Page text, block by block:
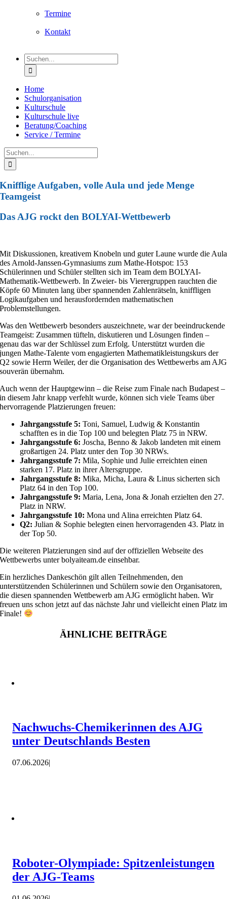
Termine
Kontakt
Suche
nach:
Home
Schulorganisation
Kulturschule
Kulturschule live
Beratung/Coaching
Service / Termine
Suche
nach:
Knifflige Aufgaben, volle Aula und jede Menge
Teamgeist
Das AJG rockt den BOLYAI-Wettbewerb
Mit Diskussionen, kreativem Knobeln und guter Laune wurde die Aula
des Arnold-Janssen-Gymnasiums zum Mathe-Hotspot: 153
Schülerinnen und Schüler stellten sich im Team dem BOLYAI-
Mathematik-Wettbewerb. In Zweier- bis Vierergruppen rauchten die
Köpfe 60 Minuten lang über spannenden Zahlenrätseln, kniffligen
Logikaufgaben und herausfordernden mathematischen
Problemstellungen.
Was den Wettbewerb besonders auszeichnete, war der beeindruckende
Teamgeist: Zusammen tüfteln, diskutieren und Lösungen finden –
genau das war der Schlüssel zum Erfolg. Unterstützt wurden die
jungen Mathe-Talente vom engagierten Mathematikleistungskurs der
Q2 sowie Herrn Weiler, der die Organisation des Wettbewerbs am AJG
souverän übernahm.
Auch wenn der Hauptgewinn – die Reise zum Finale nach Budapest –
in diesem Jahr knapp verfehlt wurde, können sich viele Teams über
hervorragende Platzierungen freuen:
Jahrgangsstufe 5: Toni, Samuel, Ludwig & Konstantin
schafften es in die Top 100 und belegten Platz 75 in NRW.
Jahrgangsstufe 6: Joscha, Benno & Jakob landeten mit einem
großartigen 24. Platz unter den Top 30 NRWs.
Jahrgangsstufe 7: Mila, Sophie und Julie erreichten einen
starken 17. Platz in ihrer Altersgruppe.
Jahrgangsstufe 8: Mika, Micha, Laura & Linus sicherten sich
Platz 64 in den Top 100.
Jahrgangsstufe 9: Maria, Lena, Jona & Jonah erzielten den 27.
Platz in NRW.
Jahrgangsstufe 10: Mona und Alina erreichten Platz 64.
Q2: Julian & Sophie belegten einen hervorragenden 43. Platz in
der Top 50.
Die weiteren Platzierungen sind auf der offiziellen Webseite des
Wettbewerbs unter bolyaiteam.de einsehbar.
Ein herzliches Dankeschön gilt allen Teilnehmenden, den
unterstützenden Schülerinnen und Schülern sowie den Organisatoren,
die diesen spannenden Wettbewerb am AJG ermöglicht haben. Wir
freuen uns schon jetzt auf das nächste Jahr und vielleicht einen Platz im
Finale!
ÄHNLICHE BEITRÄGE
Nachwuchs-Chemikerinnen des AJG
unter Deutschlands Besten
07.06.2026|
Roboter-Olympiade: Spitzenleistungen
der AJG-Teams